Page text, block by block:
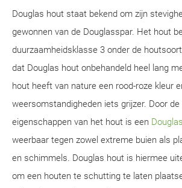
Douglas hout staat bekend om zijn
gewonnen van de Douglasspar. Het hout
duurzaamheidsklasse 3 onder de
dat Douglas hout onbehandeld heel lang
hout heeft van nature een rood-roze kleur
weersomstandigheden iets grijzer. Door
eigenschappen van het hout is een
weerbaar tegen zowel extreme buien als
en schimmels. Douglas hout is hiermee
om een houten te schutting te laten